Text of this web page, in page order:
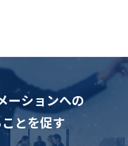
ーションへの
とを促す